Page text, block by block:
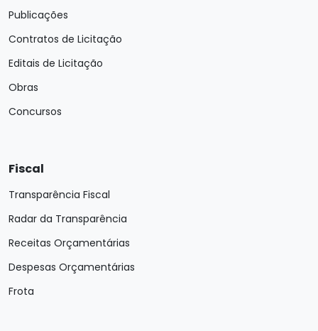
Publicações
Contratos de Licitação
Editais de Licitação
Obras
Concursos
Fiscal
Transparência Fiscal
Radar da Transparência
Receitas Orçamentárias
Despesas Orçamentárias
Frota